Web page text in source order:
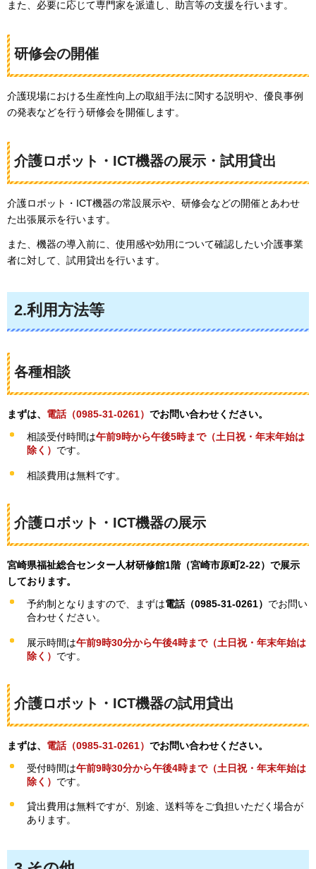
また、必要に応じて専門家を派遣し、助言等の支援を行います。
研修会の開催
介護現場における生産性向上の取組手法に関する説明や、優良事例
の発表などを行う研修会を開催します。
介護ロボット・ICT機器の展示・試用貸出
介護ロボット・ICT機器の常設展示や、研修会などの開催とあわせ
た出張展示を行います。
また、機器の導入前に、使用感や効用について確認したい介護事業
者に対して、試用貸出を行います。
2.利用方法等
各種相談
まずは、 電話（0985-31-0261） でお問い合わせください。
相談受付時間は午前9時から午後5時まで（土日祝・年末年始は
除く） です。
相談費用は無料です。
介護ロボット・ICT機器の展示
宮崎県福祉総合センター人材研修館1階（宮崎市原町2-22）で展示
しております。
予約制となりますので、まずは電話（0985-31-0261） でお問い
合わせください。
展示時間は午前9時30分から午後4時まで（土日祝・年末年始は
除く） です。
介護ロボット・ICT機器の試用貸出
まずは、 電話（0985-31-0261） でお問い合わせください。
受付時間は午前9時30分から午後4時まで（土日祝・年末年始は
除く） です。
貸出費用は無料ですが、別途、送料等をご負担いただく場合が
あります。